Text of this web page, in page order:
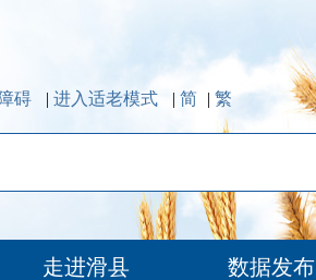
碍 | 进入适老模式 | 简 | 繁
走进滑县 数据发布